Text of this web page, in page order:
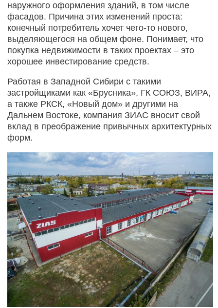
наружного оформления зданий, в том числе
фасадов. Причина этих изменений проста:
конечный потребитель хочет чего-то нового,
выделяющегося на общем фоне. Понимает, что
покупка недвижимости в таких проектах – это
хорошее инвестирование средств.
Работая в Западной Сибири с такими
застройщиками как «Брусника», ГК СОЮЗ, ВИРА,
а также РКСК, «Новый дом» и другими на
Дальнем Востоке, компания ЗИАС вносит свой
вклад в преображение привычных архитектурных
форм.